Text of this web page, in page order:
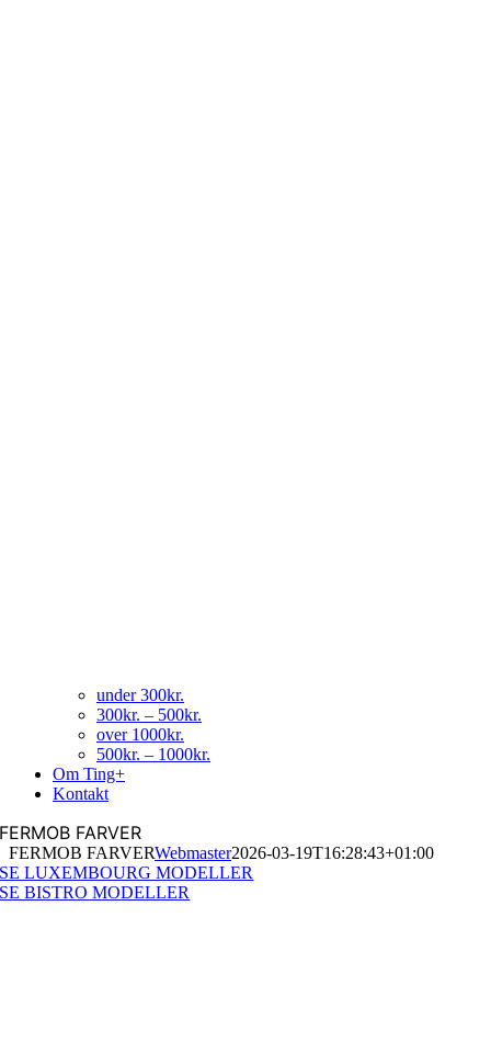
under 300kr.
300kr. – 500kr.
over 1000kr.
500kr. – 1000kr.
Om Ting+
Kontakt
FERMOB FARVER
FERMOB FARVERWebmaster2026-03-19T16:28:43+01:00
SE LUXEMBOURG MODELLER
SE BISTRO MODELLER